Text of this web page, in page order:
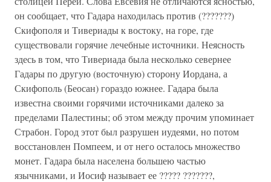
он сообщает, что Гадара находилась против (???????)
Скифополя и Тивериады к востоку, на горе, где
существовали горячие лечебные источники. Неясность
здесь в том, что Тивериада была несколько севернее
Гадары по другую (восточную) сторону Иордана, а
Скифополь (Беосан) гораздо южнее. Гадара была
известна своими горячими источниками далеко за
пределами Палестины; об этом между прочим упоминает
Страбон. Город этот был разрушен иудеями, но потом
восстановлен Помпеем, и от него осталось множество
монет. Гадара была населена большею частью
язычниками, и Иосиф называет ее ????? ???????,